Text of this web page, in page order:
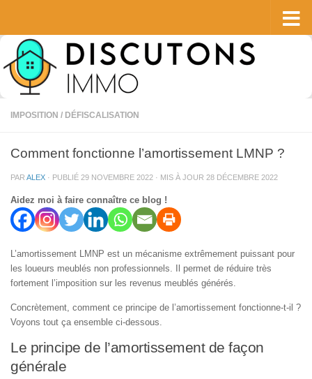
IMPOSITION / DÉFISCALISATION
Comment fonctionne l’amortissement LMNP ?
PAR ALEX · PUBLIÉ 29 NOVEMBRE 2022 · MIS À JOUR 28 DÉCEMBRE 2022
Aidez moi à faire connaître ce blog !
L’amortissement LMNP est un mécanisme extrêmement puissant pour
les loueurs meublés non professionnels. Il permet de réduire très
fortement l’imposition sur les revenus meublés générés.
Concrètement, comment ce principe de l’amortissement fonctionne-t-il ?
Voyons tout ça ensemble ci-dessous.
Le principe de l’amortissement de façon
générale